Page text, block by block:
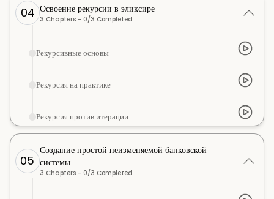
04 Освоение рекурсии в эликсире
3 Chapters - 0/3 Completed
Рекурсивные основы
Рекурсия на практике
Рекурсия против итерации
05
Создание простой неизменяемой банковской
системы
3 Chapters - 0/3 Completed